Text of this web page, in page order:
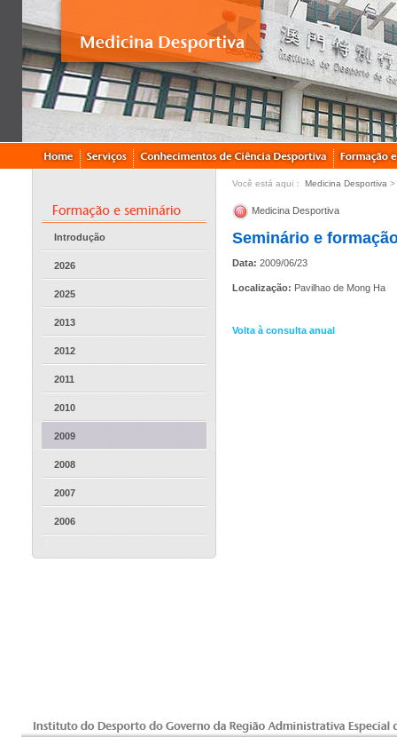
Introdução
2026
2025
2013
2012
2011
2010
2009
2008
2007
2006
Você está aqui： Medicina Desportiva >
Medicina Desportiva
Seminário e
Data: 2009/06/23
Localização: Pavilhao de Mong Ha
Volta à consulta anual